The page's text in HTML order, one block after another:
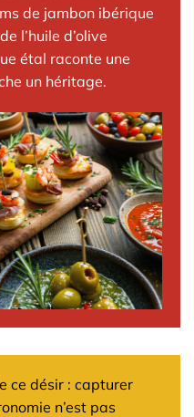
de jambon ibérique
l’huile d’olive
étal raconte une
un héritage.
ce désir : capturer
n’est pas